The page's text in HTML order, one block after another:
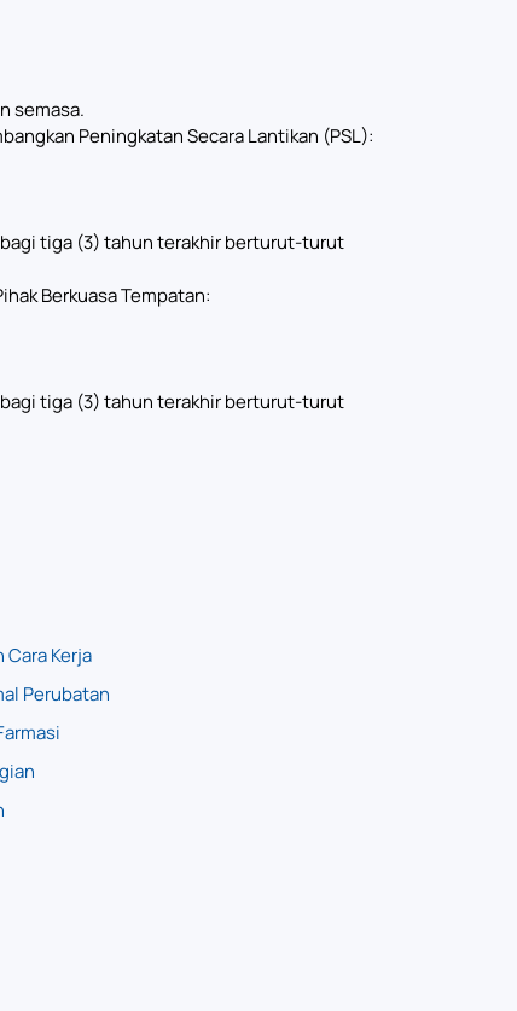
semasa.
Peningkatan Secara Lantikan (PSL):
tiga (3) tahun terakhir berturut-turut
Berkuasa Tempatan:
tiga (3) tahun terakhir berturut-turut
Kerja
Perubatan